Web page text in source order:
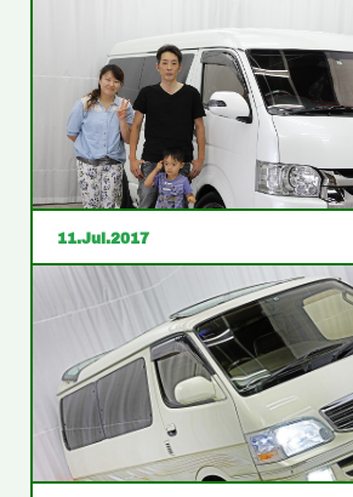
ブログを更新しました！！
余市町Ｎ様２００系ハイエースバンご
ざいました！！
ブログを更新しました！！
函館市Ｍ様２００系ハイエースバン納
います！！
11 Jul 2017